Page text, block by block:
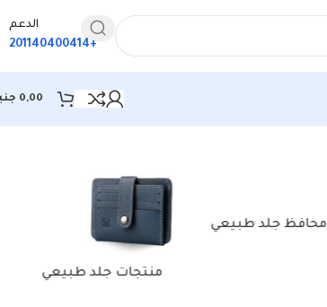
الدعم
+201140400414
0,00
محافظ جلد طبيعي
منتجات جلد طبيعي